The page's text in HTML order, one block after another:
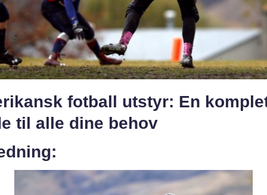
fotball utstyr: En
til alle dine behov